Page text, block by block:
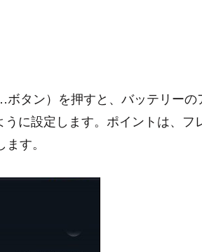
タン）を押すと、バッテリーの
に設定します。ポイントは、フ
す。